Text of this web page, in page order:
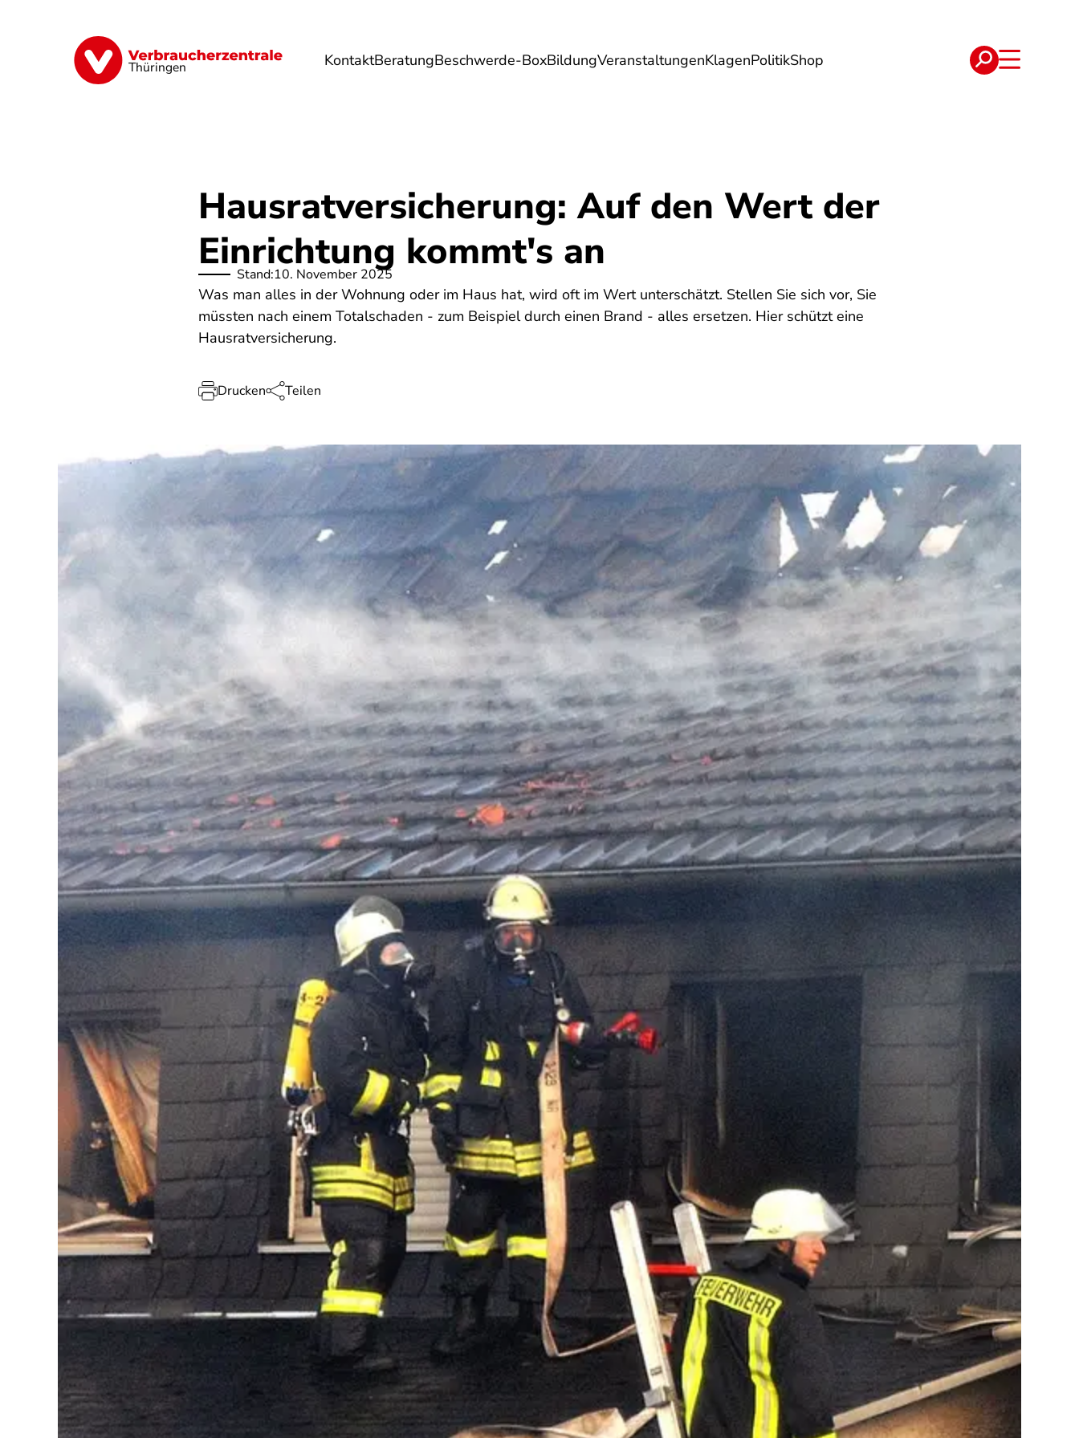
Thüringen KontaktBeratungBeschwerde-BoxBildungVeranstaltungenKlagenPolitikShop
Finanzen Digitales Lebensmittel Umwelt Gesundheit Energie Reise Verträge
Hausratversicherung: Auf den Wert der
Einrichtung kommt's an
Stand:10. November 2025
Was man alles in der Wohnung oder im Haus hat, wird oft im Wert unterschätzt. Stellen Sie sich vor, Sie
müssten nach einem Totalschaden - zum Beispiel durch einen Brand - alles ersetzen. Hier schützt eine
Hausratversicherung.
Drucken Teilen